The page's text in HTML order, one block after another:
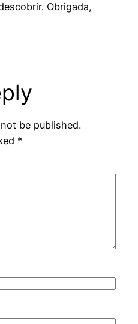
Obrigada,
be published.
*